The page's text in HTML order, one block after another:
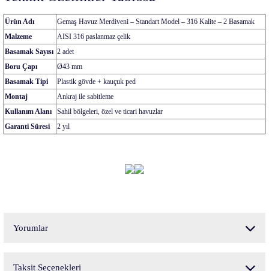
Ürün Adı
Gemaş Havuz Merdiveni – Standart Model – 316 Kalite – 2 Basamak
Malzeme
AISI 316 paslanmaz çelik
Basamak Sayısı 2 adet
Boru Çapı
Ø43 mm
Basamak Tipi
Plastik gövde + kauçuk ped
Montaj
Ankraj ile sabitleme
Kullanım Alanı
Sahil bölgeleri, özel ve ticari havuzlar
Garanti Süresi
2 yıl
Yorumlar
Taksit Seçenekleri